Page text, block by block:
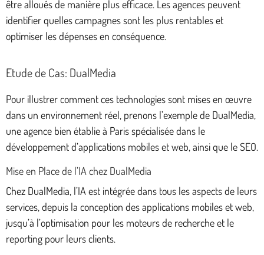
être alloués de manière plus efficace. Les agences peuvent
identifier quelles campagnes sont les plus rentables et
optimiser les dépenses en conséquence.
Etude de Cas: DualMedia
Pour illustrer comment ces technologies sont mises en œuvre
dans un environnement réel, prenons l’exemple de DualMedia,
une agence bien établie à Paris spécialisée dans le
développement d’applications mobiles et web, ainsi que le SEO.
Mise en Place de l’IA chez DualMedia
Chez DualMedia, l’IA est intégrée dans tous les aspects de leurs
services, depuis la conception des applications mobiles et web,
jusqu’à l’optimisation pour les moteurs de recherche et le
reporting pour leurs clients.